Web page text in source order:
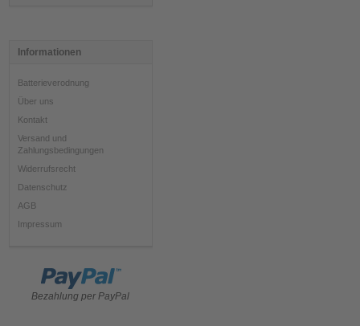
Informationen
Batterieverodnung
Über uns
Kontakt
Versand und
Zahlungsbedingungen
Widerrufsrecht
Datenschutz
AGB
Impressum
Bezahlung per PayPal